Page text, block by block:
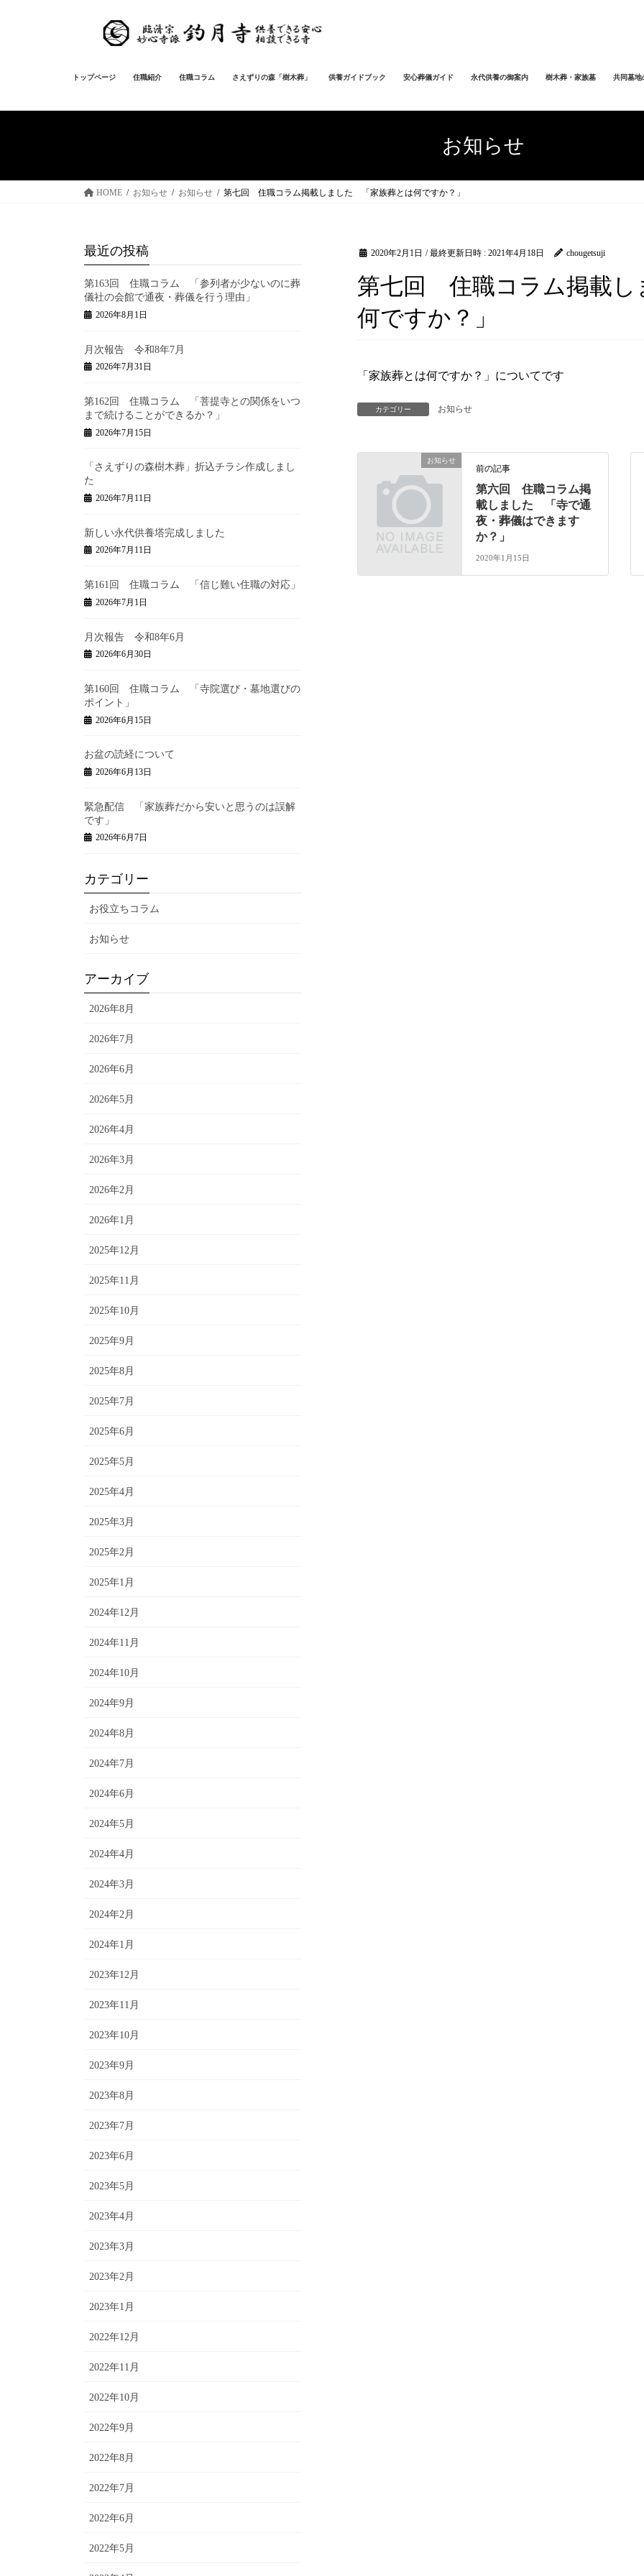
ス
ン
トップページ 住職紹介 住職コラム さえずりの森「樹木葬」 供養ガイドブック 安心葬儀ガイド 永代供養の御案内 樹木葬・家族墓 共同墓地
お知らせ
HOME お知らせ お知らせ 第七回 住職コラム掲載しました 「家族葬とは何ですか？」
2020年2月1日 / 最終更新日時 : 2021年4月18日 chougetsuji
第七回 住職コラム掲載
何ですか？」
「家族葬とは何ですか？」についてです
カテゴリー お知らせ
お知らせ
前の記事
第六回 住職コラム掲
載しました 「寺で通
夜・葬儀はできます
か？」
2020年1月15日
最近の投稿
第163回 住職コラム 「参列者が少ないのに葬
儀社の会館で通夜・葬儀を行う理由」
2026年8月1日
月次報告 令和8年7月
2026年7月31日
第162回 住職コラム 「菩提寺との関係をいつ
まで続けることができるか？」
2026年7月15日
「さえずりの森樹木葬」折込チラシ作成しまし
た
2026年7月11日
新しい永代供養塔完成しました
2026年7月11日
第161回 住職コラム 「信じ難い住職の対応」
2026年7月1日
月次報告 令和8年6月
2026年6月30日
第160回 住職コラム 「寺院選び・墓地選びの
ポイント」
2026年6月15日
お盆の読経について
2026年6月13日
緊急配信 「家族葬だから安いと思うのは誤解
です」
2026年6月7日
カテゴリー
お役立ちコラム
お知らせ
アーカイブ
2026年8月
2026年7月
2026年6月
2026年5月
2026年4月
2026年3月
2026年2月
2026年1月
2025年12月
2025年11月
2025年10月
2025年9月
2025年8月
2025年7月
2025年6月
2025年5月
2025年4月
2025年3月
2025年2月
2025年1月
2024年12月
2024年11月
2024年10月
2024年9月
2024年8月
2024年7月
2024年6月
2024年5月
2024年4月
2024年3月
2024年2月
2024年1月
2023年12月
2023年11月
2023年10月
2023年9月
2023年8月
2023年7月
2023年6月
2023年5月
2023年4月
2023年3月
2023年2月
2023年1月
2022年12月
2022年11月
2022年10月
2022年9月
2022年8月
2022年7月
2022年6月
2022年5月